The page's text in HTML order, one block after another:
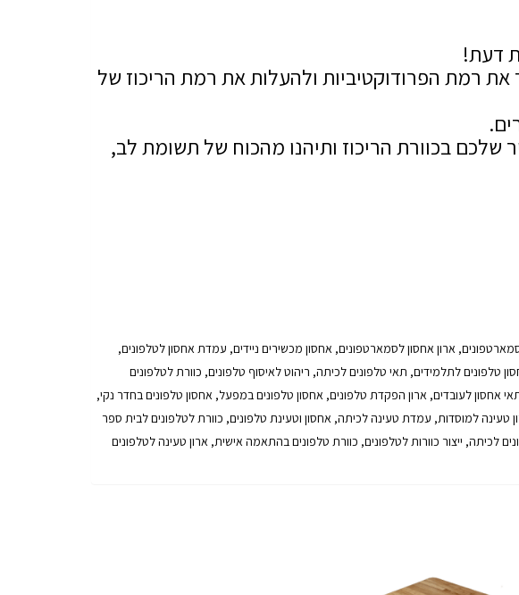
דעת!
רמת הפרודוקטיביות ולהעלות את רמת הריכוז של
שלכם בכוורת הריכוז ותיהנו מהכוח של תשומת לב,
ארון אחסון לסמארטפונים, אחסון מכשירים ניידים, עמדת אחסון לטלפונים,
טלפונים לתלמידים, תאי טלפונים לכיתה, ריהוט לאיסוף טלפונים, כוורת לטלפונים
אחסון לעובדים, ארון הפקדת טלפונים, אחסון טלפונים במפעל, אחסון טלפונים בחדר נקי,
טעינה למוסדות, עמדת טעינה לכיתה, אחסון וטעינת טלפונים, כוורת לטלפונים לבית ספר
לכיתה, ייצור כוורות לטלפונים, כוורת טלפונים בהתאמה אישית, ארון טעינה לטלפונים